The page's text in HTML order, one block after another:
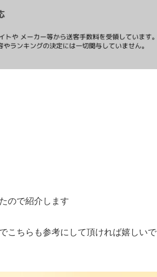
ので紹介します
こちらも参考にして頂ければ嬉しいで